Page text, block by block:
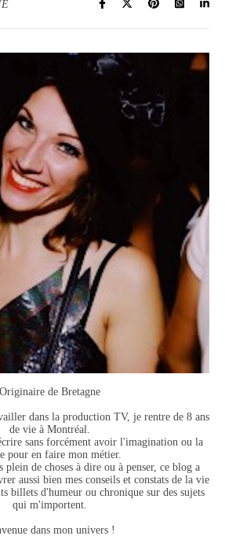
Originaire de Bretagne
dans la production TV, je rentre de 8 ans
de vie à Montréal.
sans forcément avoir l'imagination ou la
pour en faire mon métier.
de choses à dire ou à penser, ce blog a
aussi bien mes conseils et constats de la vie
billets d'humeur ou chronique sur des sujets
qui m'importent.
dans mon univers !